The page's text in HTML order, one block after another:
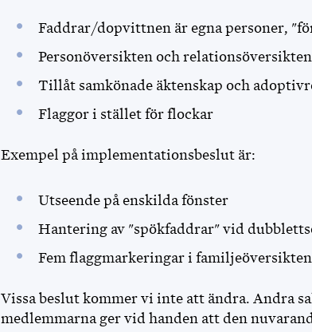
Faddrar/dopvittnen är egna personer,
Personöversikten och
Tillåt samkönade äktenskap och
Flaggor i stället för flockar
Exempel på implementationsbeslut är:
Utseende på enskilda fönster
Hantering av "spökfaddrar" vid
Fem flaggmarkeringar i familjeöversikten
Vissa beslut kommer vi inte att ändra. Andra
medlemmarna ger vid handen att den